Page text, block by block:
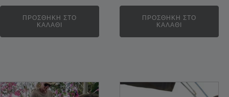
ΠΡΟΣΘΉΚΗ ΣΤΟ
ΚΑΛΆΘΙ
ΠΡΟΣΘΉΚΗ ΣΤΟ
ΚΑΛΆΘΙ